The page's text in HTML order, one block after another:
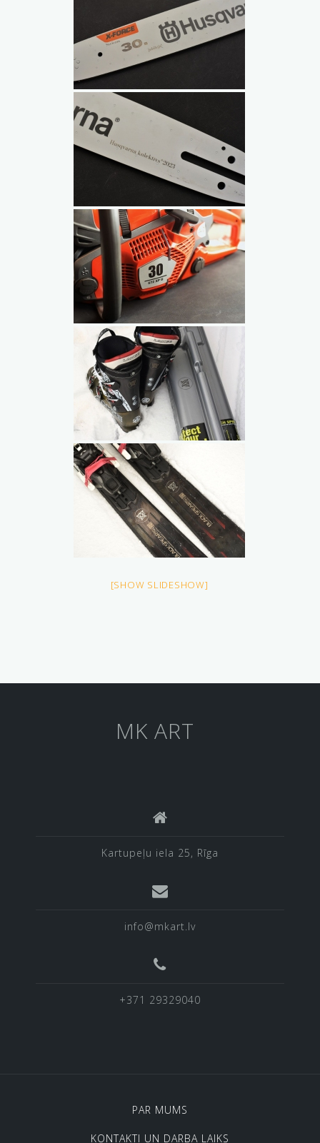
[SHOW SLIDESHOW]
MK ART
Kartupeļu iela 25, Rīga
info@mkart.lv
+371 29329040
PAR MUMS
KONTAKTI UN DARBA LAIKS